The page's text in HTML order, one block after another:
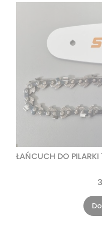
ŁAŃCUCH DO